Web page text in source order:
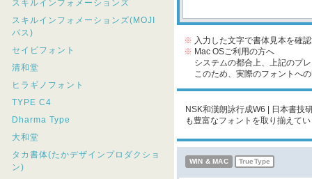
スキルインフォメーションズ
スキルインフォメーションズ(MOJI
パス)
セイビフォント
清和堂
ヒラギノフォント
TYPE C4
Dharma Type
大和堂
タカ書体(たかデザインプロダクショ
ン)
※ 入力した文字で書体見本を確
※ Mac OSご利用の方へ
システムの都合上、上記のプ
このため、実際のフォントへの
NSK和漢朗詠行成W6 | 日本書技
も豊富なフォントを取り揃えて
WIN & MAC TrueType